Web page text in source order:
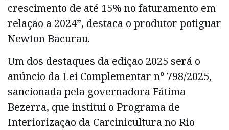
crescimento de até 15% no faturamento em
relação a 2024”, destaca o produtor potiguar
Newton Bacurau.
Um dos destaques da edição 2025 será o
anúncio da Lei Complementar nº 798/2025,
sancionada pela governadora Fátima
Bezerra, que institui o Programa de
Interiorização da Carcinicultura no Rio